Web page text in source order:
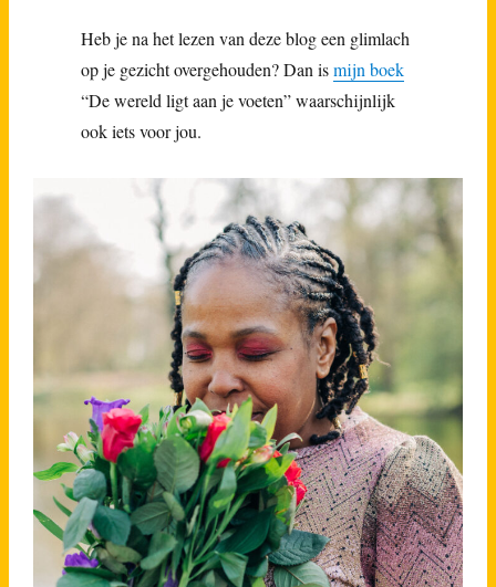
Heb je na het lezen van deze blog een glimlach
op je gezicht overgehouden? Dan ismijn boek
“De wereld ligt aan je voeten” waarschijnlijk
ook iets voor jou.